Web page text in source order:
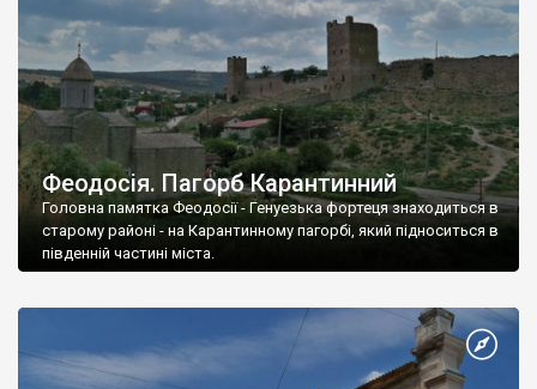
Феодосія. Пагорб Карантинний
Головна памятка Феодосії - Генуезька фортеця знаходиться в
старому районі - на Карантинному пагорбі, який підноситься в
південній частині міста.